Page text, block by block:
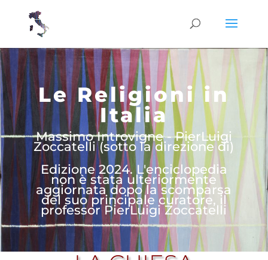
Le Religioni in
Italia
Massimo Introvigne - PierLuigi
Zoccatelli (sotto la direzione di)
Edizione 2024. L'enciclopedia
non è stata ulteriormente
aggiornata dopo la scomparsa
del suo principale curatore, il
professor PierLuigi Zoccatelli